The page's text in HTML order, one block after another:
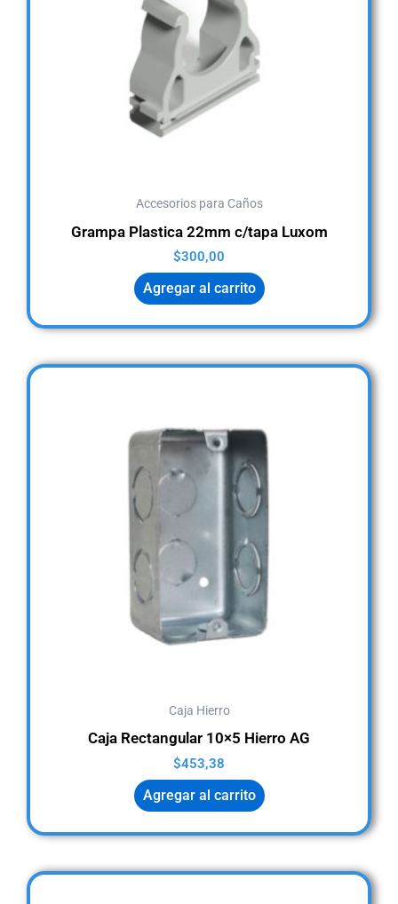
Accesorios para Caños
Grampa Plastica 22mm c/tapa Luxom
$300,00
Agregar al carrito
Caja Hierro
Caja Rectangular 10×5 Hierro AG
$453,38
Agregar al carrito